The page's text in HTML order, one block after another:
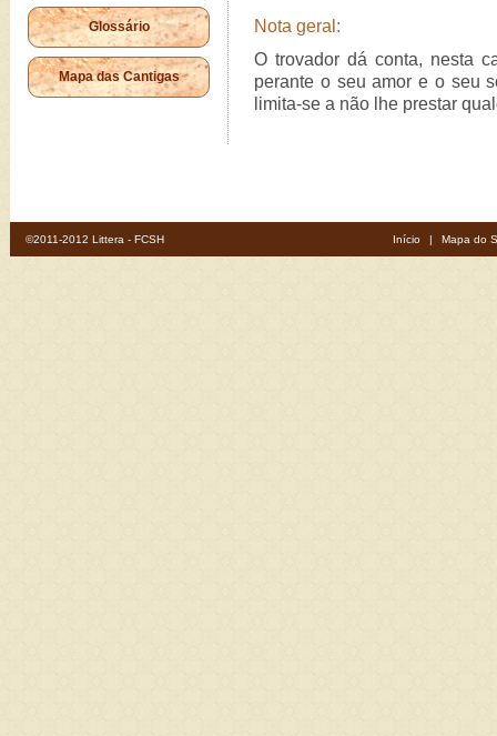
Glossário
Mapa das Cantigas
Nota geral:
O trovador dá conta, nesta
perante o seu amor e o seu
limita-se a não lhe prestar
©2011-2012 Littera - FCSH Início | Mapa do